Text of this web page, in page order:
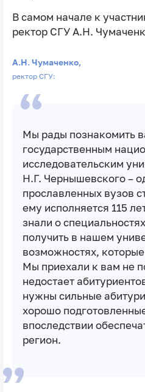
В самом начале к
ректор СГУ А.Н.
А.Н. Чумаченко,
ректор СГУ:
Мы рады познакомить
государственным
исследовательским
Н.Г. Чернышевского –
прославленных вузов
ему исполняется 115
знали о
получить в нашем
возможностях, которые
Мы приехали к вам не
недостает
нужны сильные
хорошо
впоследствии
регион.